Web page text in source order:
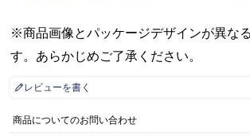
※商品画像とパッケージデザインが異な
す。あらかじめご了承ください。
レビューを書く
商品についてのお問い合わせ